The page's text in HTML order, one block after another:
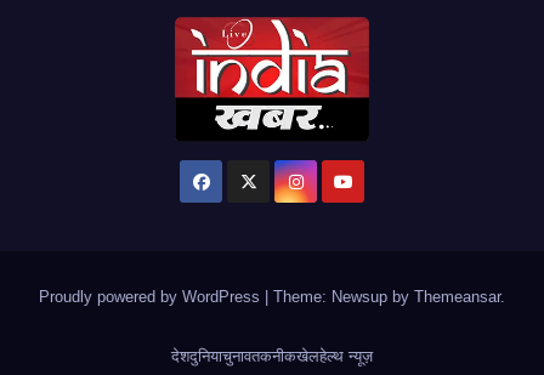
Proudly powered by WordPress Theme: Newsup by Themeansar.
देशदुनियाचुनावतकनीकखेलहेल्थ न्यूज़